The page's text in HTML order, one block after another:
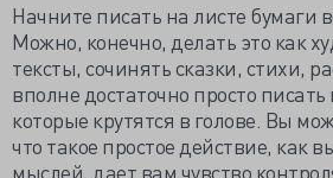
Начните писать на листе бумаги
Можно, конечно, делать это как
тексты, сочинять сказки, стихи,
вполне достаточно просто
которые крутятся в голове. Вы
что такое простое действие, как
мыслей, дает вам чувство